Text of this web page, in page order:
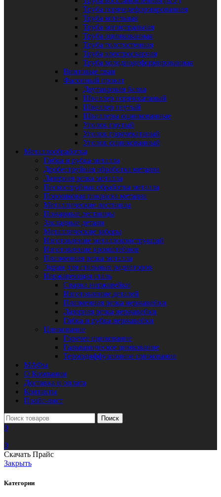
Труба горячедеформированная
Труба котельная
Труба магистральная
Труба оцинкованная
Труба толстостенная
Труба электросварная
Труба холоднодеформированная
Винтовые сваи
Фасонный прокат
Двутавровая балка
Швеллер горячекатаный
Швеллер гнутый
Швеллеры оцинкованные
Уголок гнутый
Уголок горячекатаный
Уголок оцинкованный
Металлообработка
Гибка и рубка металла
Дробеструйная обработка металла
Лазерная резка металла
Пескоструйная обработка металла
Порошковая покраска металла
Металлические лестницы
Пожарные лестницы
Закладные детали
Металлические заборы
Изготовление металлоконструкций
Изготовление кронштейнов
Плазменная резка металла
Экран для стальных радиаторов
Нержавеющая сталь
Сварка нержавейки
Изготовление деталей
Плазменная резка нержавейки
Лазерная резка нержавейки
Гибка и рубка нержавейки
Цинкование
Горячее цинкование
Гальваническое цинкование
Термодиффузионное цинкование
МАФы
О Компании
Доставка и оплата
Контакты
Прайс-лист
Поиск
0
0
Скачать Прайс
Закрыть
Категории